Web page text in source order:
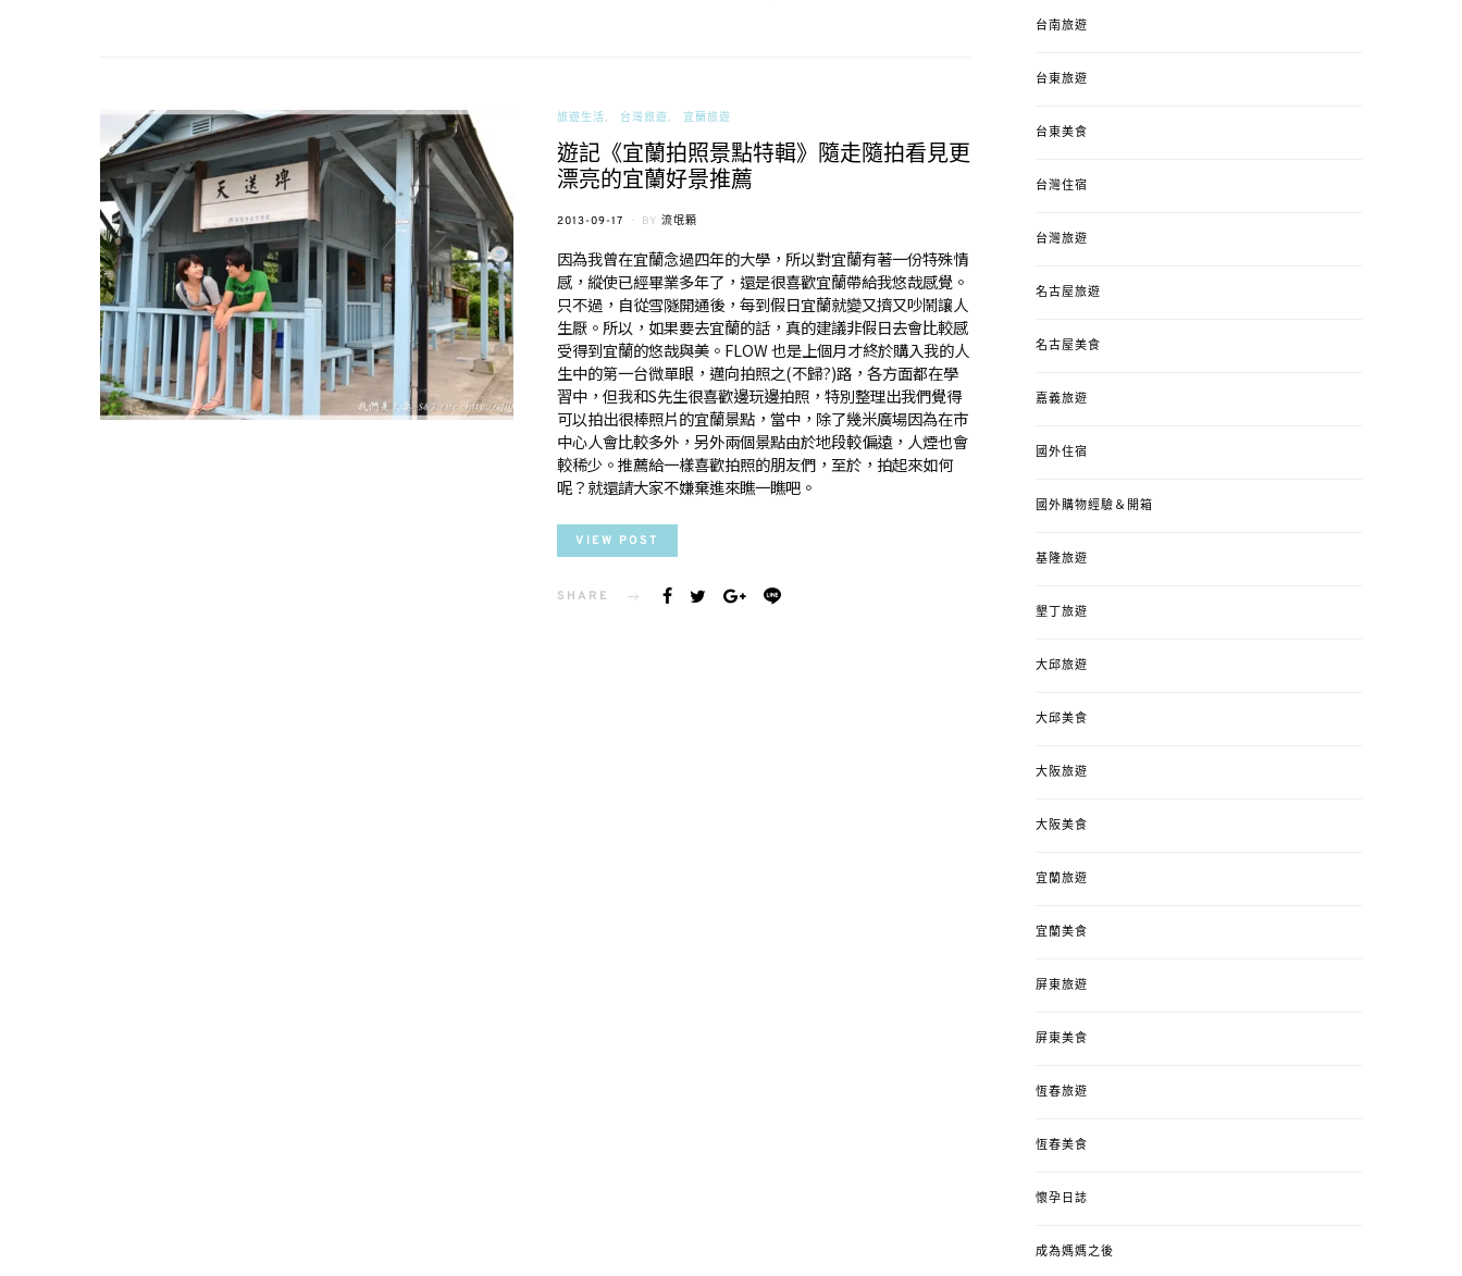
旅遊生活 台灣旅遊 宜蘭旅遊
遊記《宜蘭拍照景點特輯》隨走隨拍看見更
漂亮的宜蘭好景推薦
POSTED
2013-09-17 BY 流氓顆
因為我曾在宜蘭念過四年的大學，所以對宜蘭有著一份特殊情
感，縱使已經畢業多年了，還是很喜歡宜蘭帶給我悠哉感覺。
只不過，自從雪隧開通後，每到假日宜蘭就變又擠又吵鬧讓人
生厭。所以，如果要去宜蘭的話，真的建議非假日去會比較感
受得到宜蘭的悠哉與美。FLOW 也是上個月才終於購入我的人
生中的第一台微單眼，邁向拍照之(不歸?)路，各方面都在學
習中，但我和S先生很喜歡邊玩邊拍照，特別整理出我們覺得
可以拍出很棒照片的宜蘭景點，當中，除了幾米廣場因為在市
中心人會比較多外，另外兩個景點由於地段較偏遠，人煙也會
較稀少。推薦給一樣喜歡拍照的朋友們，至於，拍起來如何
呢？就還請大家不嫌棄進來瞧一瞧吧。
VIEW POST
SHARE
台南旅遊
台東旅遊
台東美食
台灣住宿
台灣旅遊
名古屋旅遊
名古屋美食
嘉義旅遊
國外住宿
國外購物經驗＆開箱
基隆旅遊
墾丁旅遊
大邱旅遊
大邱美食
大阪旅遊
大阪美食
宜蘭旅遊
宜蘭美食
屏東旅遊
屏東美食
恆春旅遊
恆春美食
懷孕日誌
成為媽媽之後